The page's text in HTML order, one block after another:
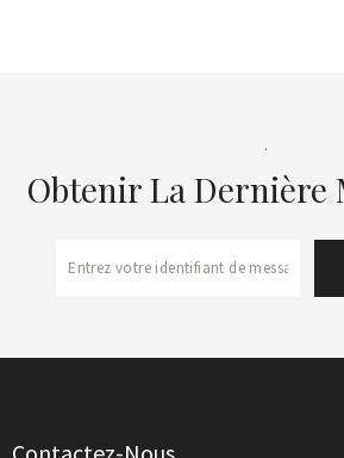
.
Obtenir La Dernière